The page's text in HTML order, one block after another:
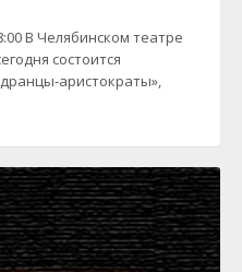
В Челябинском театре
состоится
аристократы»,